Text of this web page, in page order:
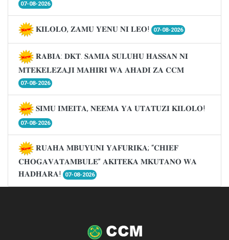
07-08-2026
𝐊𝐈𝐋𝐎𝐋𝐎, 𝐙𝐀𝐌𝐔 𝐘𝐄𝐍𝐔 𝐍𝐈 𝐋𝐄𝐎! 07-08-2026
𝐑𝐀𝐁𝐈𝐀: 𝐃𝐊𝐓. 𝐒𝐀𝐌𝐈𝐀 𝐒𝐔𝐋𝐔𝐇𝐔 𝐇𝐀𝐒𝐒𝐀𝐍 𝐍𝐈
𝐌𝐓𝐄𝐊𝐄𝐋𝐄𝐙𝐀𝐉𝐈 𝐌𝐀𝐇𝐈𝐑𝐈 𝐖𝐀 𝐀𝐇𝐀𝐃𝐈 𝐙𝐀 𝐂𝐂𝐌
07-08-2026
𝐒𝐈𝐌𝐔 𝐈𝐌𝐄𝐈𝐓𝐀, 𝐍𝐄𝐄𝐌𝐀 𝐘𝐀 𝐔𝐓𝐀𝐓𝐔𝐙𝐈 𝐊𝐈𝐋𝐎𝐋𝐎!
07-08-2026
𝐑𝐔𝐀𝐇𝐀 𝐌𝐁𝐔𝐘𝐔𝐍𝐈 𝐘𝐀𝐅𝐔𝐑𝐈𝐊𝐀; “𝐂𝐇𝐈𝐄𝐅
𝐂𝐇𝐎𝐆𝐀𝐕𝐀𝐓𝐀𝐌𝐁𝐔𝐋𝐄” 𝐀𝐊𝐈𝐓𝐄𝐊𝐀 𝐌𝐊𝐔𝐓𝐀𝐍𝐎 𝐖𝐀
𝐇𝐀𝐃𝐇𝐀𝐑𝐀!
07-08-2026